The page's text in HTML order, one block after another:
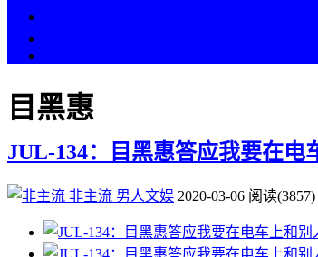
目黑惠
JUL-134：目黑惠答应我要在电
非主流 男人文娱 2020-03-06 阅读(3857)